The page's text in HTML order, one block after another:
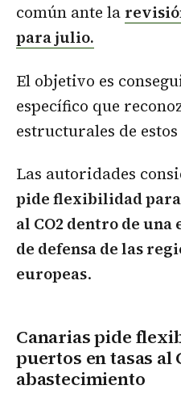
común ante la
para julio.
El objetivo es
específico que
estructurales de
Las autoridades
pide flexibilidad para
al CO2 dentro de
de defensa de las
europeas.
Canarias pide
puertos en tasas al
abastecimiento